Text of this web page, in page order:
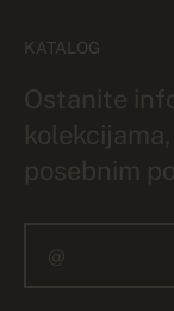
KATALOG
Ostanite
posebnim